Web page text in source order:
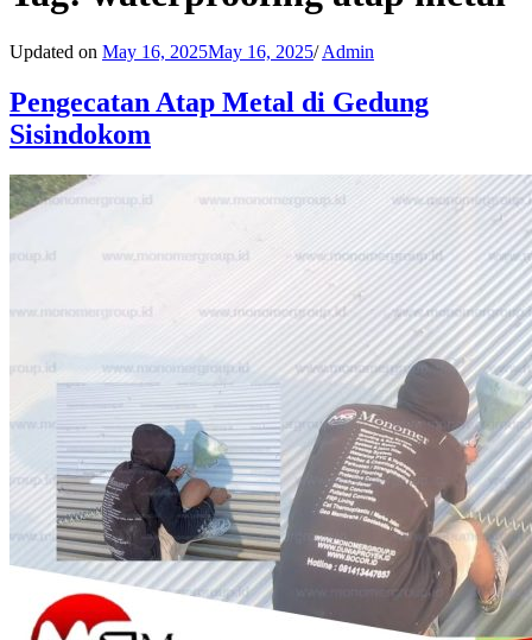
Updated on May 16, 2025May 16, 2025/ Admin
Pengecatan Atap Metal di Gedung
Sisindokom